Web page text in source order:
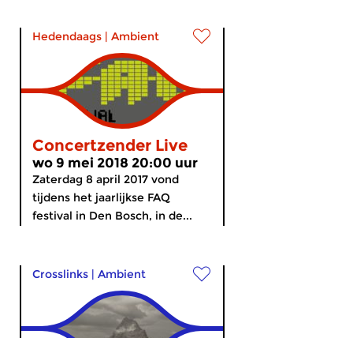
Hedendaags | Ambient
Concertzender Live
wo 9 mei 2018 20:00 uur
Zaterdag 8 april 2017 vond
tijdens het jaarlijkse FAQ
festival in Den Bosch, in de...
Crosslinks | Ambient